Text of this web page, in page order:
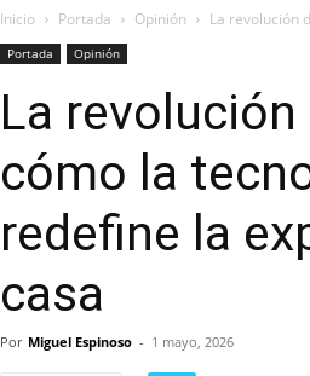
Inicio Portada Opinión La revolución
Portada Opinión
La
cómo la
redefine la
casa
Por Miguel Espinoso - 1 mayo, 2026